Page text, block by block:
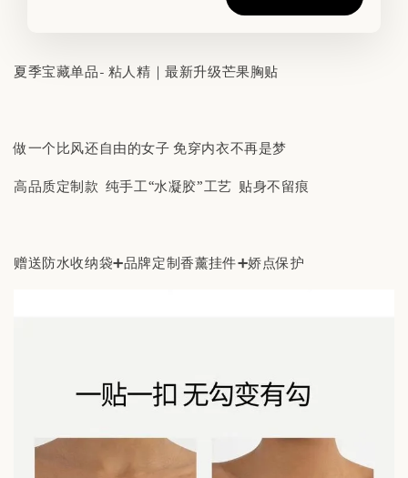
夏季宝藏单品- 粘人精｜最新升级芒果胸贴
做一个比风还自由的女子 免穿内衣不再是梦
高品质定制款 纯手工“水凝胶”工艺 贴身不留痕
赠送防水收纳袋➕品牌定制香薰挂件➕娇点保护